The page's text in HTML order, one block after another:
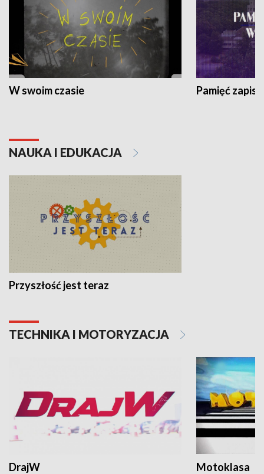
W swoim czasie Pamięć
NAUKA I EDUKACJA
Przyszłość jest teraz
TECHNIKA I MOTORYZACJA
DrajW Motoklasa